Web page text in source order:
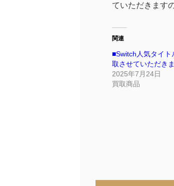
ていただきます
関連
■Switch人気タイト
取させていただき
2025年7月24日
買取商品